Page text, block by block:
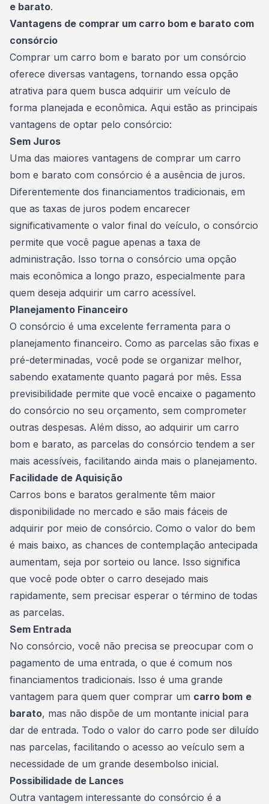
e barato.
Vantagens de comprar um carro bom e barato com
consórcio
Comprar um carro bom e barato por um consórcio
oferece diversas vantagens, tornando essa opção
atrativa para quem busca adquirir um veículo de
forma planejada e econômica. Aqui estão as principais
vantagens de optar pelo consórcio:
Sem Juros
Uma das maiores vantagens de comprar um carro
bom e barato com consórcio é a ausência de juros.
Diferentemente dos financiamentos tradicionais, em
que as taxas de juros podem encarecer
significativamente o valor final do veículo, o consórcio
permite que você pague apenas a taxa de
administração. Isso torna o consórcio uma opção
mais econômica a longo prazo, especialmente para
quem deseja adquirir um carro acessível.
Planejamento Financeiro
O consórcio é uma excelente ferramenta para o
planejamento financeiro. Como as parcelas são fixas e
pré-determinadas, você pode se organizar melhor,
sabendo exatamente quanto pagará por mês. Essa
previsibilidade permite que você encaixe o pagamento
do consórcio no seu orçamento, sem comprometer
outras despesas. Além disso, ao adquirir um carro
bom e barato, as parcelas do consórcio tendem a ser
mais acessíveis, facilitando ainda mais o planejamento.
Facilidade de Aquisição
Carros bons e baratos geralmente têm maior
disponibilidade no mercado e são mais fáceis de
adquirir por meio de consórcio. Como o valor do bem
é mais baixo, as chances de contemplação antecipada
aumentam, seja por sorteio ou lance. Isso significa
que você pode obter o carro desejado mais
rapidamente, sem precisar esperar o término de todas
as parcelas.
Sem Entrada
No consórcio, você não precisa se preocupar com o
pagamento de uma entrada, o que é comum nos
financiamentos tradicionais. Isso é uma grande
vantagem para quem quer comprar um carro bom e
barato, mas não dispõe de um montante inicial para
dar de entrada. Todo o valor do carro pode ser diluído
nas parcelas, facilitando o acesso ao veículo sem a
necessidade de um grande desembolso inicial.
Possibilidade de Lances
Outra vantagem interessante do consórcio é a